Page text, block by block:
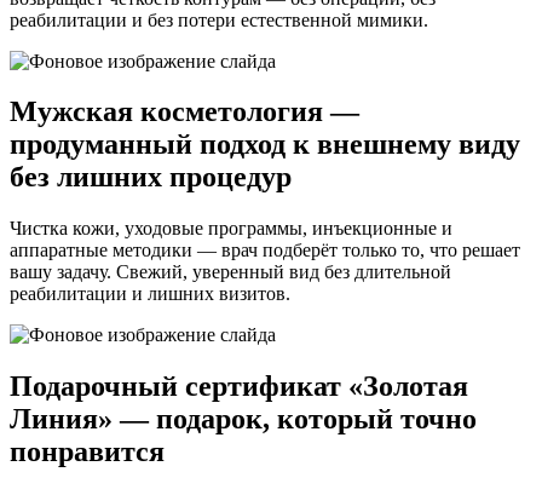
реабилитации и без потери естественной мимики.
Мужская косметология —
продуманный подход к внешнему виду
без лишних процедур
Чистка кожи, уходовые программы, инъекционные и
аппаратные методики — врач подберёт только то, что решает
вашу задачу. Свежий, уверенный вид без длительной
реабилитации и лишних визитов.
Подарочный сертификат «Золотая
Линия» — подарок, который точно
понравится